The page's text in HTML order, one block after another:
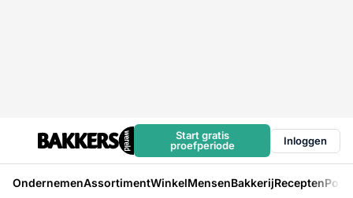
Start gratis
proefperiode
Inloggen
OndernemenAssortimentWinkelMensenBakkerijRecepten